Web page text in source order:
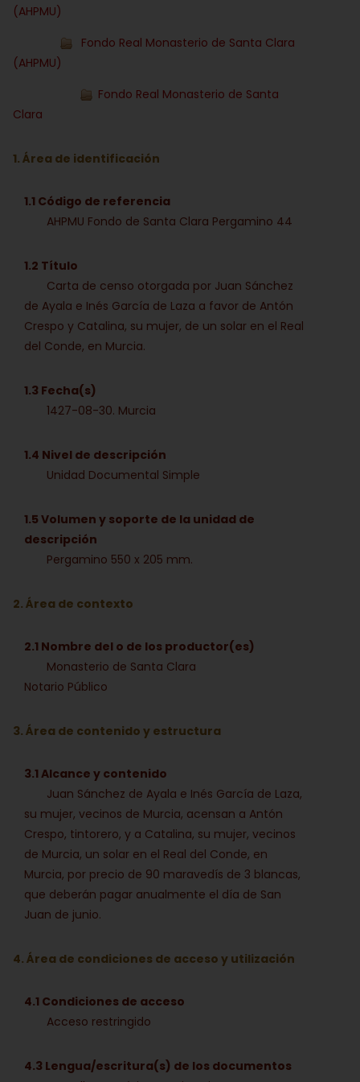
(AHPMU)
Fondo Real Monasterio de Santa Clara
(AHPMU)
Fondo Real Monasterio de Santa
Clara
1. Área de identificación
1.1 Código de referencia
AHPMU Fondo de Santa Clara Pergamino 44
1.2 Título
Carta de censo otorgada por Juan Sánchez
de Ayala e Inés García de Laza a favor de Antón
Crespo y Catalina, su mujer, de un solar en el Real
del Conde, en Murcia.
1.3 Fecha(s)
1427-08-30. Murcia
1.4 Nivel de descripción
Unidad Documental Simple
1.5 Volumen y soporte de la unidad de
descripción
Pergamino 550 x 205 mm.
2. Área de contexto
2.1 Nombre del o de los productor(es)
Monasterio de Santa Clara
Notario Público
3. Área de contenido y estructura
3.1 Alcance y contenido
Juan Sánchez de Ayala e Inés García de Laza,
su mujer, vecinos de Murcia, acensan a Antón
Crespo, tintorero, y a Catalina, su mujer, vecinos
de Murcia, un solar en el Real del Conde, en
Murcia, por precio de 90 maravedís de 3 blancas,
que deberán pagar anualmente el día de San
Juan de junio.
4. Área de condiciones de acceso y utilización
4.1 Condiciones de acceso
Acceso restringido
4.3 Lengua/escritura(s) de los documentos